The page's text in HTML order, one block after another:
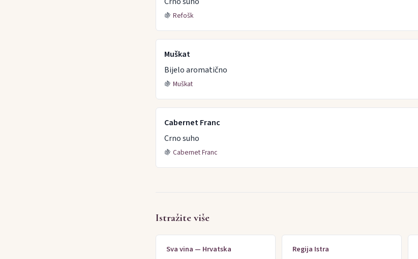
🍇 Refošk
Muškat
Bijelo aromatično
🍇 Muškat
Cabernet Franc
Crno suho
🍇 Cabernet Franc
Istražite više
Sva vina — Hrvatska Regija Istra